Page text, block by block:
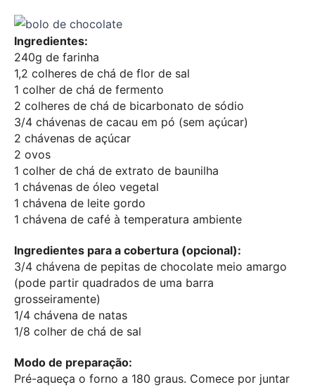
Ingredientes:
240g de farinha
1,2 colheres de chá de flor de sal
1 colher de chá de fermento
2 colheres de chá de bicarbonato de sódio
3/4 chávenas de cacau em pó (sem açúcar)
2 chávenas de açúcar
2 ovos
1 colher de chá de extrato de baunilha
1 chávenas de óleo vegetal
1 chávena de leite gordo
1 chávena de café à temperatura ambiente
Ingredientes para a cobertura (opcional):
3/4 chávena de pepitas de chocolate meio amargo
(pode partir quadrados de uma barra
grosseiramente)
1/4 chávena de natas
1/8 colher de chá de sal
Modo de preparação:
Pré-aqueça o forno a 180 graus. Comece por juntar